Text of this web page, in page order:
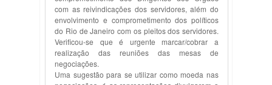
com as reivindicações dos servidores, além do
envolvimento e comprometimento dos políticos
do Rio de Janeiro com os pleitos dos servidores.
Verificou-se que é urgente marcar/cobrar a
realização das reuniões das mesas de
negociações.
Uma sugestão para se utilizar como moeda nas